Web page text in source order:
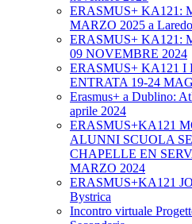
ERASMUS+ KA121:
MARZO 2025 a
ERASMUS+ KA121:
09 NOVEMBRE 2024
ERASMUS+ KA121
ENTRATA 19-24
Erasmus+ a Dublino:
aprile 2024
ERASMUS+KA121
ALUNNI SCUOLA
CHAPELLE EN
MARZO 2024
ERASMUS+KA121
Bystrica
Incontro virtuale